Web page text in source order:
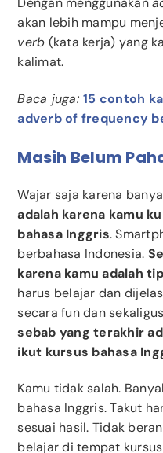
akan lebih mampu
verb (kata kerja) yang
kalimat.
Baca juga:15 contoh
adverb of frequency
Masih Belum
Wajar saja karena
adalah karena kamu
bahasa Inggris.
berbahasa Indonesia.
karena kamu adalah
harus belajar dan
secara fun dan
sebab yang terakhir
ikut kursus bahasa
Kamu tidak salah.
bahasa Inggris. Takut
sesuai hasil. Tidak
belajar di tempat